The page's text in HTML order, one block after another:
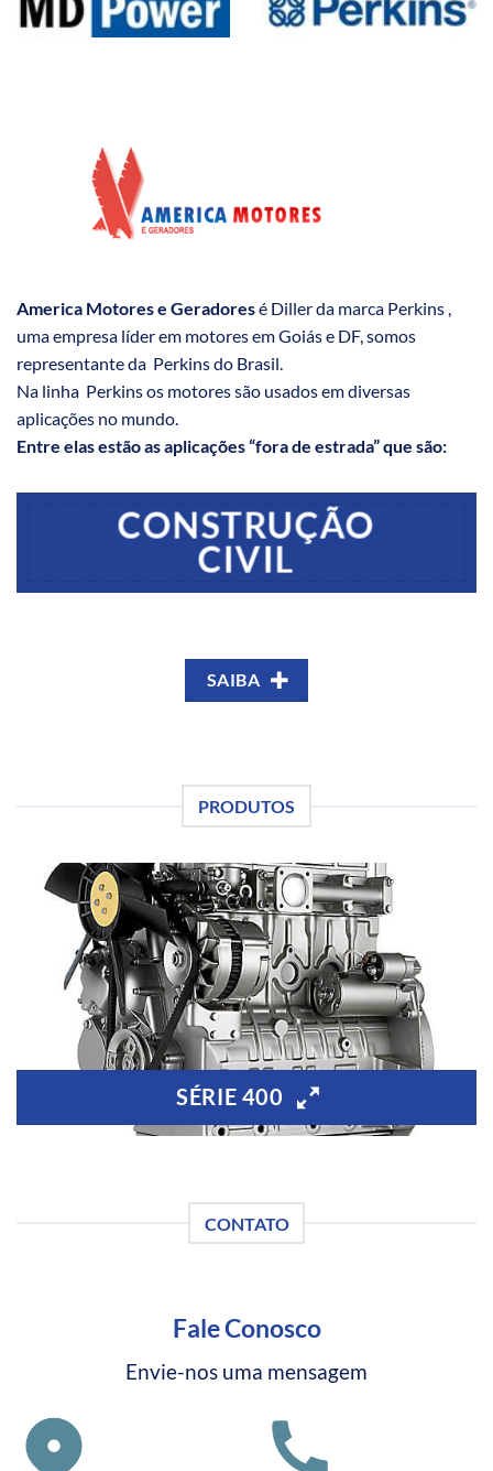
America Motores e Geradoresé Diller da marca Perkins ,
uma empresa líder em motores em Goiás e DF, somos
representante da Perkins do Brasil.
Na linha Perkins os motores são usados em diversas
aplicações no mundo.
Entre elas estão as aplicações “fora de estrada” que são:
CONSTRUÇÃO
CIVIL
SAIBA
PRODUTOS
SÉRIE 400
CONTATO
Fale Conosco
Envie-nos uma mensagem